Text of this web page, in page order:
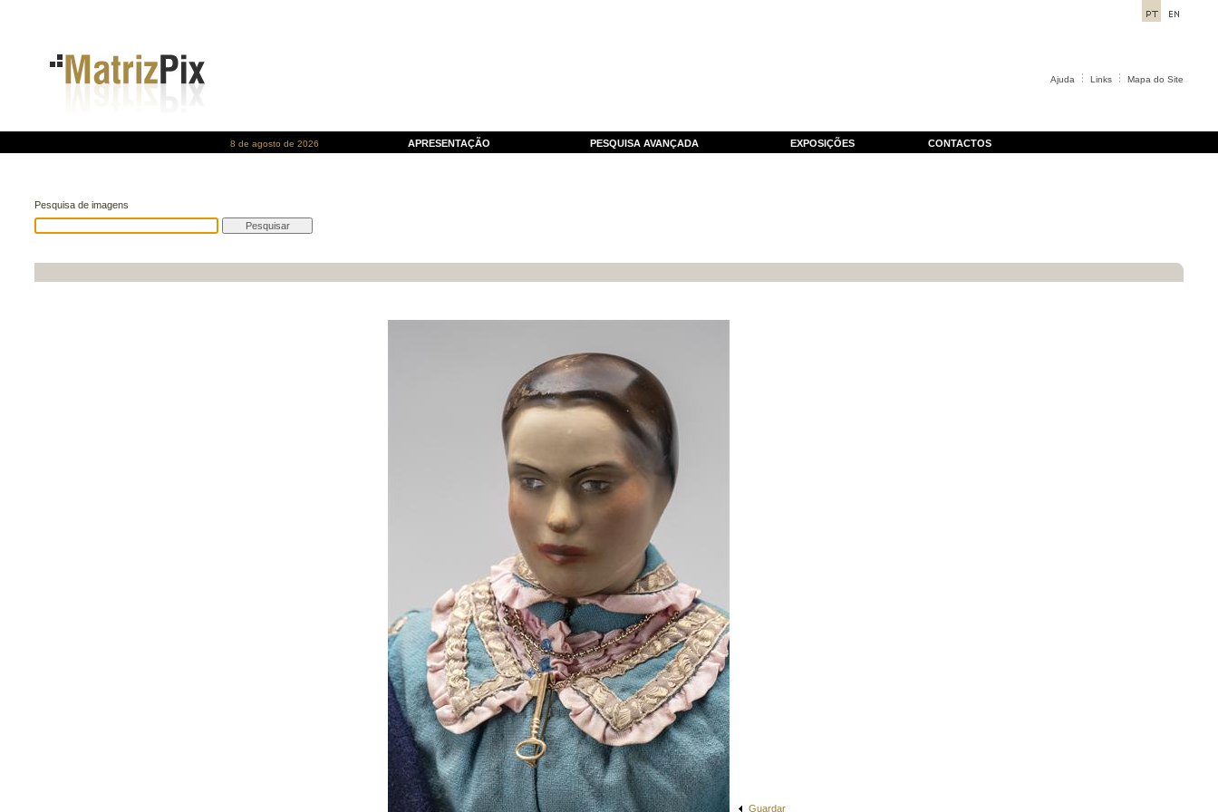
Ajuda Links Mapa do Site
8 de agosto de 2026 APRESENTAÇÃO PESQUISA AVANÇADA EXPOSIÇÕES CONTACTOS
Pesquisa de imagens
Guardar